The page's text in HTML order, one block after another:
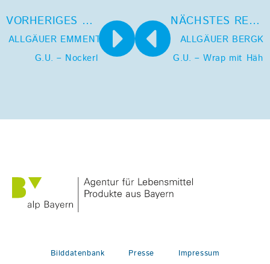
NÄCHSTES REZEPT
ALLGÄUER
G.U. – Wrap mit
VORHERIGES REZEPT
ALLGÄUER EMMENTALER
G.U. – Nockerl
Bilddatenbank Presse Impressum